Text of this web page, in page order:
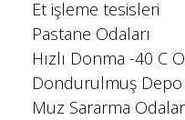
Et işleme tesisleri
Pastane Odaları
Hızlı Donma -40 C
Dondurulmuş Depo
Muz Sararma